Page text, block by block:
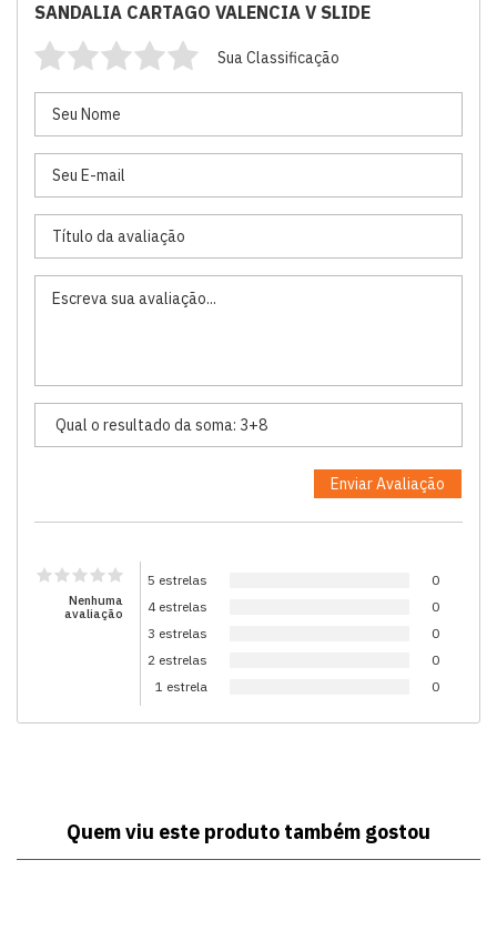
SANDALIA CARTAGO VALENCIA V SLIDE
Sua Classificação
Nenhuma
avaliação
5 estrelas
0
4 estrelas
0
3 estrelas
0
2 estrelas
0
1 estrela
0
Quem viu este produto também gostou